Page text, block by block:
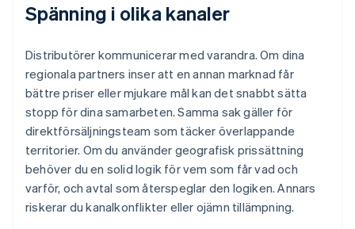
Spänning i olika kanaler
Distributörer kommunicerar med varandra. Om dina
regionala partners inser att en annan marknad får
bättre priser eller mjukare mål kan det snabbt sätta
stopp för dina samarbeten. Samma sak gäller för
direktförsäljningsteam som täcker överlappande
territorier. Om du använder geografisk prissättning
behöver du en solid logik för vem som får vad och
varför, och avtal som återspeglar den logiken. Annars
riskerar du kanalkonflikter eller ojämn tillämpning.